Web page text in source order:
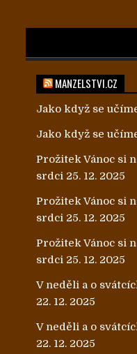
MANZELSTVI.CZ
Jako když se
Jako když se
Prožitek Vánoc si
srdci 25. 12. 2025
Prožitek Vánoc si
srdci 25. 12. 2025
Prožitek Vánoc si
srdci 25. 12. 2025
V neděli a o
22. 12. 2025
V neděli a o
22. 12. 2025